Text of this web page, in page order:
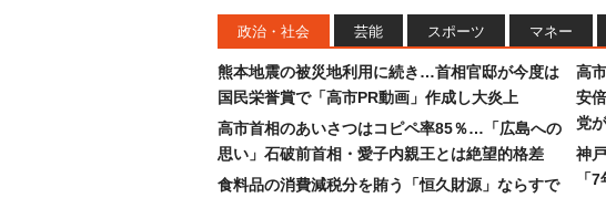
政治・社会 芸能 スポーツ マネー
熊本地震の被災地利用に続き…首相官邸が今度は
国民栄誉賞で「高市PR動画」作成し大炎上
高市首相のあいさつはコピペ率85％…「広島への
思い」石破前首相・愛子内親王とは絶望的格差
食料品の消費減税分を賄う「恒久財源」ならすで
高
安
党
神
「